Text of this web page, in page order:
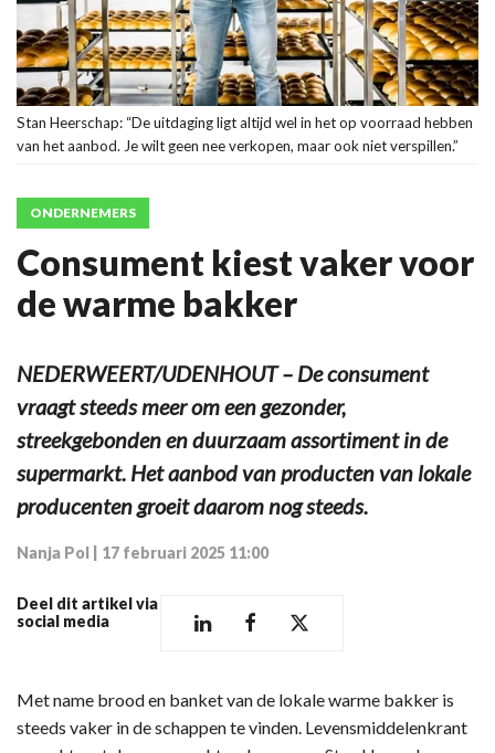
Stan Heerschap: “De uitdaging ligt altijd wel in het op voorraad hebben
van het aanbod. Je wilt geen nee verkopen, maar ook niet verspillen.”
ONDERNEMERS
Consument kiest vaker voor
de warme bakker
NEDERWEERT/UDENHOUT – De consument
vraagt steeds meer om een gezonder,
streekgebonden en duurzaam assortiment in de
supermarkt. Het aanbod van producten van lokale
producenten groeit daarom nog steeds.
Nanja Pol 17 februari 2025 11:00
Deel dit artikel via
social media
Met name brood en banket van de lokale warme bakker is
steeds vaker in de schappen te vinden. Levensmiddelenkrant